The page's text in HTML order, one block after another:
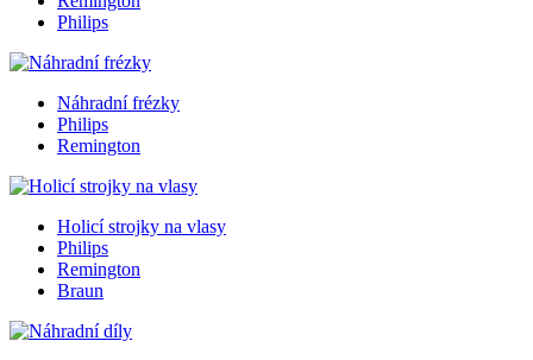
Philips
Náhradní frézky
Philips
Remington
Holicí strojky na vlasy
Philips
Remington
Braun